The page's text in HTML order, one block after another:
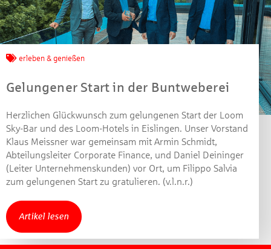
erleben & genießen
Gelungener Start in der Buntweberei
Herzlichen Glückwunsch zum gelungenen Start der Loom
Sky-Bar und des Loom-Hotels in Eislingen. Unser Vorstand
Klaus Meissner war gemeinsam mit Armin Schmidt,
Abteilungsleiter Corporate Finance, und Daniel Deininger
(Leiter Unternehmenskunden) vor Ort, um Filippo Salvia
zum gelungenen Start zu gratulieren. (v.l.n.r.)
Artikel lesen
Göppingen in diesem Jahr?
Gewinnspiel geschlossen